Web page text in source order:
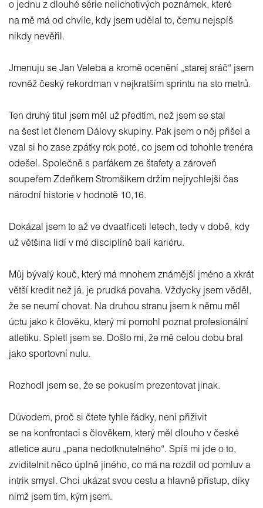
o jednu z dlouhé série nelichotivých poznámek, které
na mě má od chvíle, kdy jsem udělal to, čemu nejspíš
nikdy nevěřil.
Jmenuju se Jan Veleba a kromě ocenění „starej sráč“ jsem
rovněž český rekordman v nejkratším sprintu na sto metrů.
Ten druhý titul jsem měl už předtím, než jsem se stal
na šest let členem Dálovy skupiny. Pak jsem o něj přišel a
vzal si ho zase zpátky rok poté, co jsem od tohohle trenéra
odešel. Společně s parťákem ze štafety a zároveň
soupeřem Zdeňkem Stromšíkem držím nejrychlejší čas
národní historie v hodnotě 10,16.
Dokázal jsem to až ve dvaatřiceti letech, tedy v době, kdy
už většina lidí v mé disciplíně balí kariéru.
Můj bývalý kouč, který má mnohem známější jméno a xkrát
větší kredit než já, je prudká povaha. Vždycky jsem věděl,
že se neumí chovat. Na druhou stranu jsem k němu měl
úctu jako k člověku, který mi pomohl poznat profesionální
atletiku. Spletl jsem se. Došlo mi, že mě celou dobu bral
jako sportovní nulu.
Rozhodl jsem se, že se pokusím prezentovat jinak.
Důvodem, proč si čtete tyhle řádky, není přiživit
se na konfrontaci s člověkem, který měl dlouho v české
atletice auru „pana nedotknutelného“. Spíš mi jde o to,
zviditelnit něco úplně jiného, co má na rozdíl od pomluv a
intrik smysl. Chci ukázat svou cestu a hlavně přístup, díky
nimž jsem tím, kým jsem.